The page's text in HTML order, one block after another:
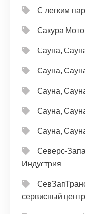
С легким
Сакура
Сауна,
Сауна,
Сауна,
Сауна,
Сауна,
Северо-
Индустрия
сервисный